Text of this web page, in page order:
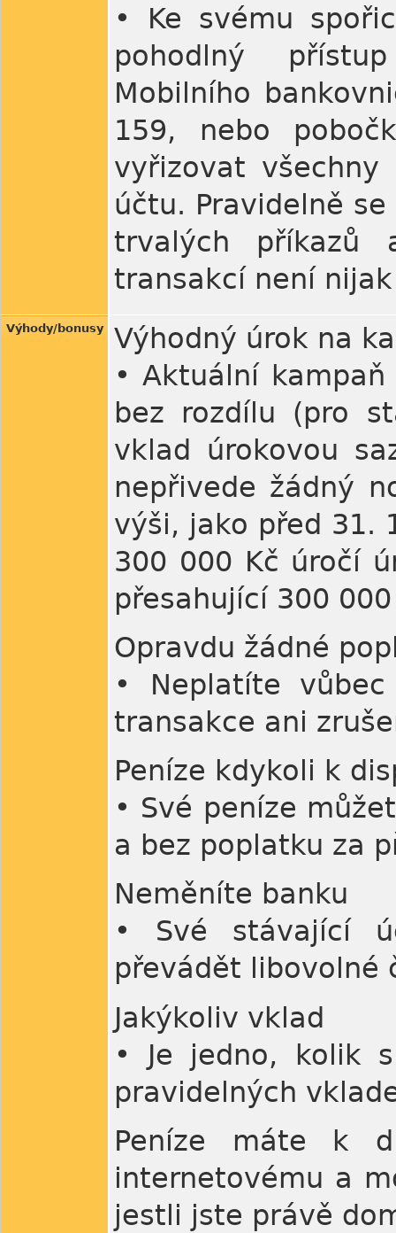
• Ke svému
pohodlný
Mobilního
159, nebo
vyřizovat
účtu. Pravidelně
trvalých příkazů
transakcí není
Výhody/bonusy
Výhodný úrok na
• Aktuální
bez rozdílu (pro
vklad úrokovou
nepřivede žádný
výši, jako před 31.
300 000 Kč úročí
přesahující 300
Opravdu žádné
• Neplatíte
transakce ani
Peníze kdykoli k
• Své peníze
a bez poplatku za
Neměníte banku
• Své stávající
převádět libovolné
Jakýkoliv vklad
• Je jedno, kolik
pravidelných
Peníze máte k
internetovému a
jestli jste právě